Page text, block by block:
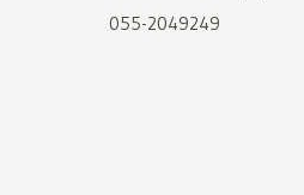
055-2049249